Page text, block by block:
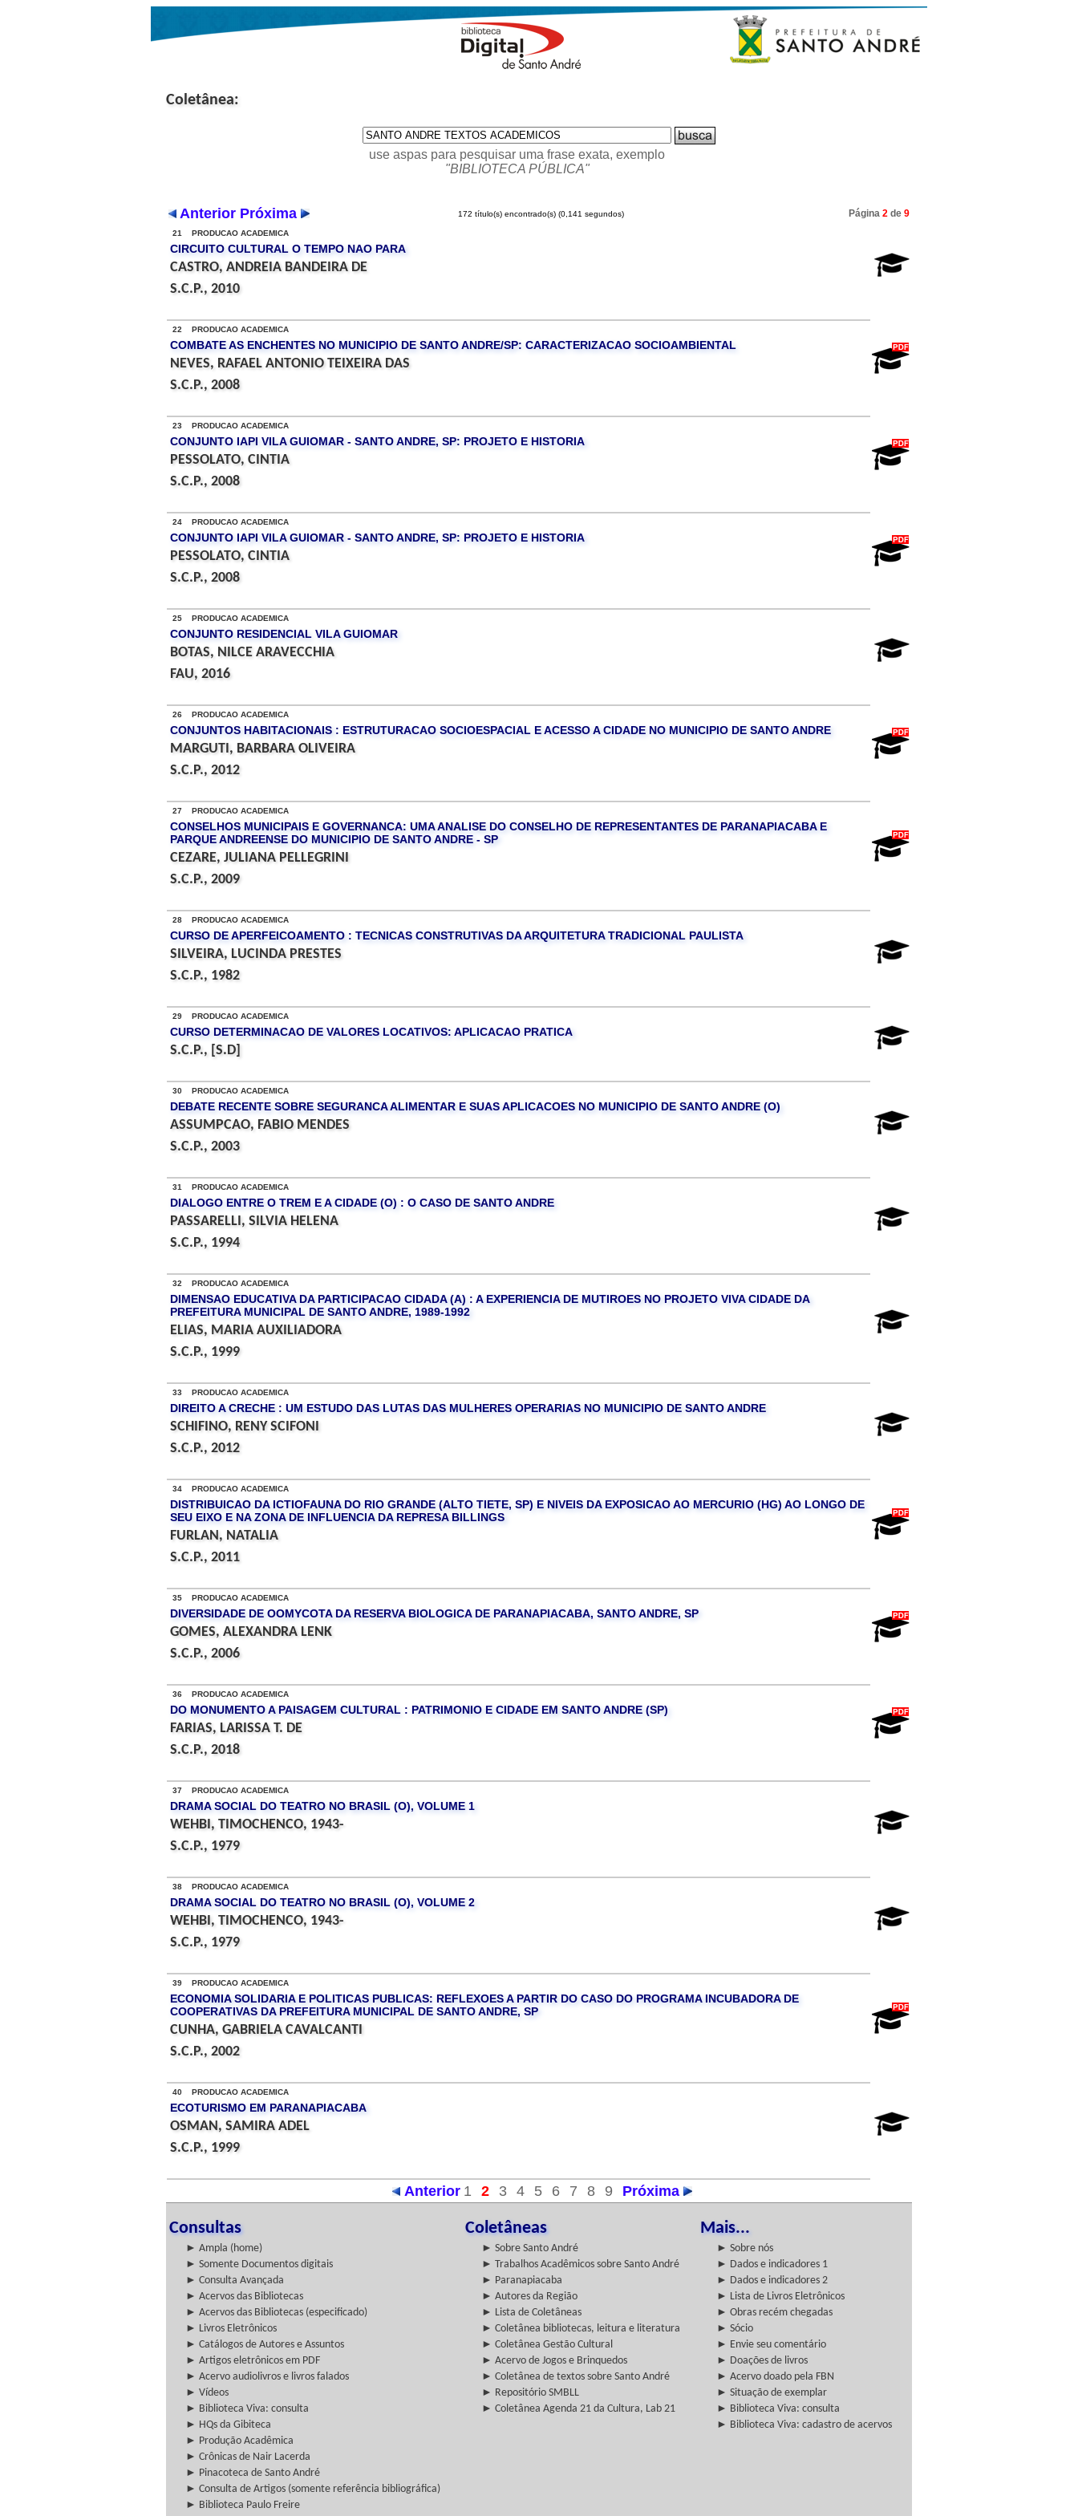
Coletânea:
use aspas para pesquisar uma frase exata, exemplo
"BIBLIOTECA PÚBLICA"
Anterior Próxima 172 título(s) encontrado(s) (0,141 segundos) Página 2 de 9
21 PRODUCAO ACADEMICA
CIRCUITO CULTURAL O TEMPO NAO PARA
CASTRO, ANDREIA BANDEIRA DE
S.C.P., 2010
22 PRODUCAO ACADEMICA
COMBATE AS ENCHENTES NO MUNICIPIO DE SANTO ANDRE/SP: CARACTERIZACAO SOCIOAMBIENTAL
NEVES, RAFAEL ANTONIO TEIXEIRA DAS
S.C.P., 2008
23 PRODUCAO ACADEMICA
CONJUNTO IAPI VILA GUIOMAR - SANTO ANDRE, SP: PROJETO E HISTORIA
PESSOLATO, CINTIA
S.C.P., 2008
24 PRODUCAO ACADEMICA
CONJUNTO IAPI VILA GUIOMAR - SANTO ANDRE, SP: PROJETO E HISTORIA
PESSOLATO, CINTIA
S.C.P., 2008
25 PRODUCAO ACADEMICA
CONJUNTO RESIDENCIAL VILA GUIOMAR
BOTAS, NILCE ARAVECCHIA
FAU, 2016
26 PRODUCAO ACADEMICA
CONJUNTOS HABITACIONAIS : ESTRUTURACAO SOCIOESPACIAL E ACESSO A CIDADE NO MUNICIPIO DE SANTO ANDRE
MARGUTI, BARBARA OLIVEIRA
S.C.P., 2012
27 PRODUCAO ACADEMICA
CONSELHOS MUNICIPAIS E GOVERNANCA: UMA ANALISE DO CONSELHO DE REPRESENTANTES DE PARANAPIACABA E
PARQUE ANDREENSE DO MUNICIPIO DE SANTO ANDRE - SP
CEZARE, JULIANA PELLEGRINI
S.C.P., 2009
28 PRODUCAO ACADEMICA
CURSO DE APERFEICOAMENTO : TECNICAS CONSTRUTIVAS DA ARQUITETURA TRADICIONAL PAULISTA
SILVEIRA, LUCINDA PRESTES
S.C.P., 1982
29 PRODUCAO ACADEMICA
CURSO DETERMINACAO DE VALORES LOCATIVOS: APLICACAO PRATICA
S.C.P., [S.D]
30 PRODUCAO ACADEMICA
DEBATE RECENTE SOBRE SEGURANCA ALIMENTAR E SUAS APLICACOES NO MUNICIPIO DE SANTO ANDRE (O)
ASSUMPCAO, FABIO MENDES
S.C.P., 2003
31 PRODUCAO ACADEMICA
DIALOGO ENTRE O TREM E A CIDADE (O) : O CASO DE SANTO ANDRE
PASSARELLI, SILVIA HELENA
S.C.P., 1994
32 PRODUCAO ACADEMICA
DIMENSAO EDUCATIVA DA PARTICIPACAO CIDADA (A) : A EXPERIENCIA DE MUTIROES NO PROJETO VIVA CIDADE DA
PREFEITURA MUNICIPAL DE SANTO ANDRE, 1989-1992
ELIAS, MARIA AUXILIADORA
S.C.P., 1999
33 PRODUCAO ACADEMICA
DIREITO A CRECHE : UM ESTUDO DAS LUTAS DAS MULHERES OPERARIAS NO MUNICIPIO DE SANTO ANDRE
SCHIFINO, RENY SCIFONI
S.C.P., 2012
34 PRODUCAO ACADEMICA
DISTRIBUICAO DA ICTIOFAUNA DO RIO GRANDE (ALTO TIETE, SP) E NIVEIS DA EXPOSICAO AO MERCURIO (HG) AO LONGO DE
SEU EIXO E NA ZONA DE INFLUENCIA DA REPRESA BILLINGS
FURLAN, NATALIA
S.C.P., 2011
35 PRODUCAO ACADEMICA
DIVERSIDADE DE OOMYCOTA DA RESERVA BIOLOGICA DE PARANAPIACABA, SANTO ANDRE, SP
GOMES, ALEXANDRA LENK
S.C.P., 2006
36 PRODUCAO ACADEMICA
DO MONUMENTO A PAISAGEM CULTURAL : PATRIMONIO E CIDADE EM SANTO ANDRE (SP)
FARIAS, LARISSA T. DE
S.C.P., 2018
37 PRODUCAO ACADEMICA
DRAMA SOCIAL DO TEATRO NO BRASIL (O), VOLUME 1
WEHBI, TIMOCHENCO, 1943-
S.C.P., 1979
38 PRODUCAO ACADEMICA
DRAMA SOCIAL DO TEATRO NO BRASIL (O), VOLUME 2
WEHBI, TIMOCHENCO, 1943-
S.C.P., 1979
39 PRODUCAO ACADEMICA
ECONOMIA SOLIDARIA E POLITICAS PUBLICAS: REFLEXOES A PARTIR DO CASO DO PROGRAMA INCUBADORA DE
COOPERATIVAS DA PREFEITURA MUNICIPAL DE SANTO ANDRE, SP
CUNHA, GABRIELA CAVALCANTI
S.C.P., 2002
40 PRODUCAO ACADEMICA
ECOTURISMO EM PARANAPIACABA
OSMAN, SAMIRA ADEL
S.C.P., 1999
Anterior 1 2 3 4 5 6 7 8 9 Próxima
Consultas Coletâneas Mais...
► Ampla (home) ► Sobre Santo André
► Sobre nós
► Somente Documentos digitais
► Trabalhos Acadêmicos sobre Santo André
► Dados e indicadores 1
► Consulta Avançada
► Paranapiacaba
► Dados e indicadores 2
► Acervos das Bibliotecas
► Autores da Região
► Lista de Livros Eletrônicos
► Acervos das Bibliotecas (especificado)
► Lista de Coletâneas
► Obras recém chegadas
► Livros Eletrônicos
► Coletânea bibliotecas, leitura e literatura
► Sócio
► Catálogos de Autores e Assuntos
► Coletânea Gestão Cultural
► Envie seu comentário
► Artigos eletrônicos em PDF
► Acervo de Jogos e Brinquedos
► Doações de livros
► Acervo audiolivros e livros falados
► Coletânea de textos sobre Santo André
► Acervo doado pela FBN
► Vídeos
► Repositório SMBLL
► Situação de exemplar
► Biblioteca Viva: consulta
► Coletânea Agenda 21 da Cultura, Lab 21
► Biblioteca Viva: consulta
► HQs da Gibiteca
► Biblioteca Viva: cadastro de acervos
► Produção Acadêmica
► Crônicas de Nair Lacerda
► Pinacoteca de Santo André
► Consulta de Artigos (somente referência bibliográfica)
► Biblioteca Paulo Freire